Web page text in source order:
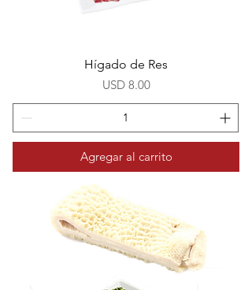
Hígado de Res
Precio
USD 8.00
Agregar al carrito